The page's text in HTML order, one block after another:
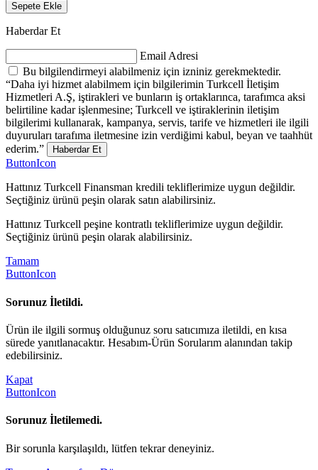
Sepete Ekle
Haberdar Et
Email Adresi
Bu bilgilendirmeyi alabilmeniz için izniniz gerekmektedir.
“Daha iyi hizmet alabilmem için bilgilerimin Turkcell İletişim
Hizmetleri A.Ş, iştirakleri ve bunların iş ortaklarınca, tarafımca aksi
belirtiline kadar işlenmesine; Turkcell ve iştiraklerinin iletişim
bilgilerimi kullanarak, kampanya, servis, tarife ve hizmetleri ile ilgili
duyuruları tarafıma iletmesine izin verdiğimi kabul, beyan ve taahhüt
ederim.”
Haberdar Et
ButtonIcon
Hattınız Turkcell Finansman kredili tekliflerimize uygun değildir.
Seçtiğiniz ürünü peşin olarak satın alabilirsiniz.
Hattınız Turkcell peşine kontratlı tekliflerimize uygun değildir.
Seçtiğiniz ürünü peşin olarak alabilirsiniz.
Tamam
ButtonIcon
Sorunuz İletildi.
Ürün ile ilgili sormuş olduğunuz soru satıcımıza iletildi, en kısa
sürede yanıtlanacaktır. Hesabım-Ürün Sorularım alanından takip
edebilirsiniz.
Kapat
ButtonIcon
Sorunuz İletilemedi.
Bir sorunla karşılaşıldı, lütfen tekrar deneyiniz.